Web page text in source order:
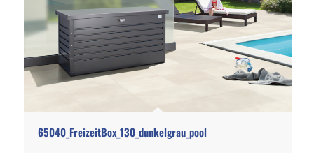
65040_FreizeitBox_130_dunkelgrau_pool